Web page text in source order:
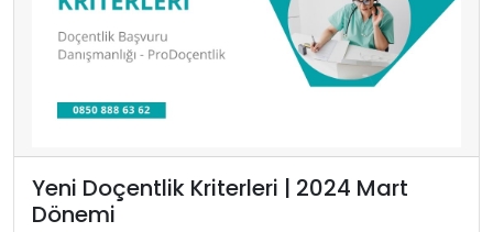
Yeni Doçentlik Kriterleri | 2024 Mart
Dönemi